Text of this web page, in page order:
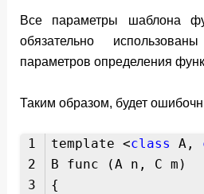
Все параметры шаблона
обязательно
параметров определения
Таким образом, будет
1
2
3
template <class A,
B func (A n, C m)
{